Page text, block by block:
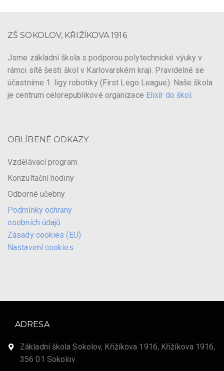
ZŠ SOKOLOV, KŘIŽÍKOVA 1916
Jsme základní škola s podporou polytechnické výuky v
rámci sítě šesti škol v Karlovarském kraji. Pravidelně se
účastníme 1. ligy robotiky (First Lego League). Naše škola
je centrum celorepublikové organizace Elixír do škol.
OBLÍBENÉ ODKAZY
Vzdělávací program
Konzultační hodiny
Odborné učebny
Podmínky ochrany
osobních údajů
Zásady cookies (EU)
Nastavení cookies
ADRESA
Základní škola Sokolov, Křižíkova 1916, Křižíkova 1916,
356 01 Sokolov